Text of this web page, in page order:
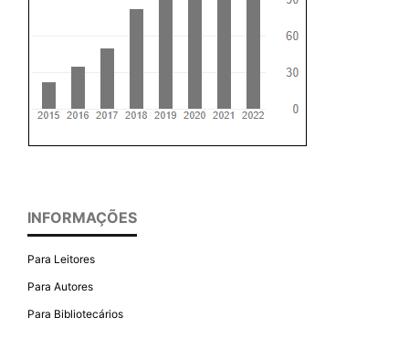
INFORMAÇÕES
Para Leitores
Para Autores
Para Bibliotecários